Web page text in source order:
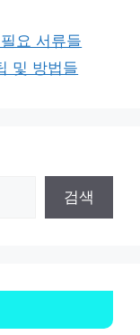
요 서류들
및 방법들
검색